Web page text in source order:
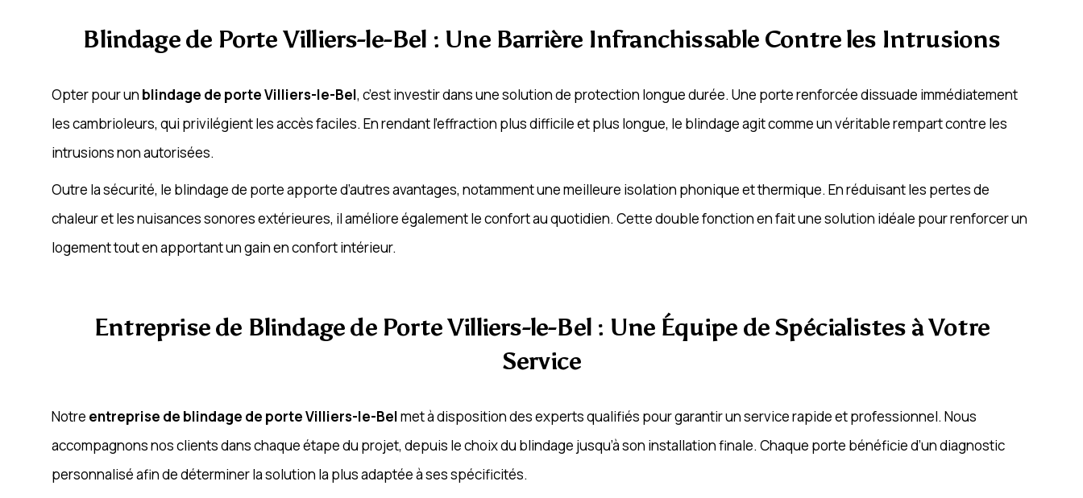
Blindage de Porte Villiers-le-Bel : Une Barrière Infranchissable Contre les Intrusions
Opter pour un blindage de porte Villiers-le-Bel, c’est investir dans une solution de protection longue durée. Une porte renforcée dissuade immédiatement
les cambrioleurs, qui privilégient les accès faciles. En rendant l’effraction plus difficile et plus longue, le blindage agit comme un véritable rempart contre les
intrusions non autorisées.
Outre la sécurité, le blindage de porte apporte d’autres avantages, notamment une meilleure isolation phonique et thermique. En réduisant les pertes de
chaleur et les nuisances sonores extérieures, il améliore également le confort au quotidien. Cette double fonction en fait une solution idéale pour renforcer un
logement tout en apportant un gain en confort intérieur.
Entreprise de Blindage de Porte Villiers-le-Bel : Une Équipe de Spécialistes à Votre
Service
Notre entreprise de blindage de porte Villiers-le-Belmet à disposition des experts qualifiés pour garantir un service rapide et professionnel. Nous
accompagnons nos clients dans chaque étape du projet, depuis le choix du blindage jusqu’à son installation finale. Chaque porte bénéficie d’un diagnostic
personnalisé afin de déterminer la solution la plus adaptée à ses spécificités.